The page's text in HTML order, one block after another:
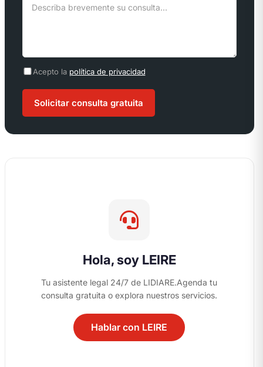
Acepto la política de privacidad
Solicitar consulta gratuita
Hola, soy LEIRE
Tu asistente legal 24/7 de LIDIARE.Agenda tu
consulta gratuita o explora nuestros servicios.
Hablar con LEIRE